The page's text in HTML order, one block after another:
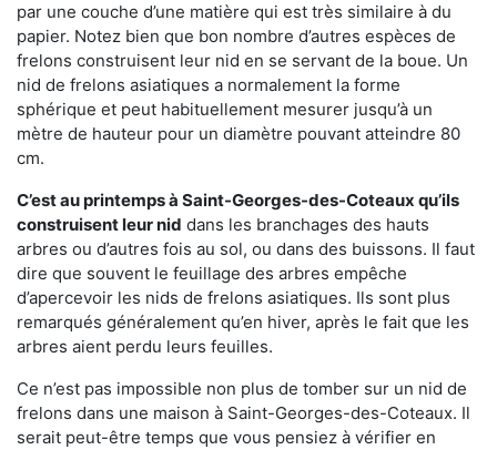
par une couche d’une matière qui est très similaire à du
papier. Notez bien que bon nombre d’autres espèces de
frelons construisent leur nid en se servant de la boue. Un
nid de frelons asiatiques a normalement la forme
sphérique et peut habituellement mesurer jusqu’à un
mètre de hauteur pour un diamètre pouvant atteindre 80
cm.
C’est au printemps à Saint-Georges-des-Coteaux qu’ils
construisent leur nid dans les branchages des hauts
arbres ou d’autres fois au sol, ou dans des buissons. Il faut
dire que souvent le feuillage des arbres empêche
d’apercevoir les nids de frelons asiatiques. Ils sont plus
remarqués généralement qu’en hiver, après le fait que les
arbres aient perdu leurs feuilles.
Ce n’est pas impossible non plus de tomber sur un nid de
frelons dans une maison à Saint-Georges-des-Coteaux. Il
serait peut-être temps que vous pensiez à vérifier en